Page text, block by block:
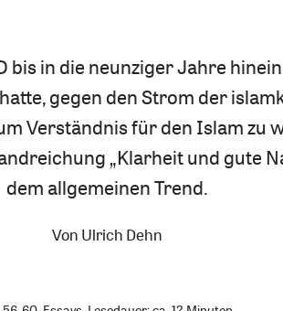
bis in die neunziger Jahre
gegen den Strom der
Verständnis für den Islam zu
„Klarheit und gute
dem allgemeinen Trend.
Von Ulrich Dehn